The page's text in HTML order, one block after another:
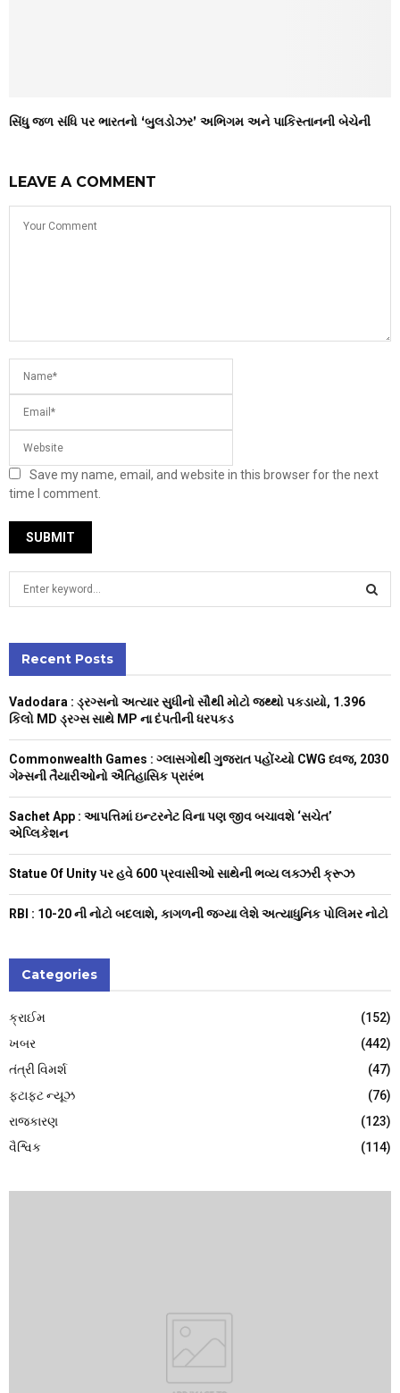
સિંધુ જળ સંધિ પર ભારતનો ‘બુલડોઝર’ અભિગમ અને પાકિસ્તાનની બેચેની
LEAVE A COMMENT
Save my name, email, and website in this browser for the next
time I comment.
h
o
C
Recent Posts
Vadodara : ડ્રગ્સનો અત્યાર સુધીનો સૌથી મોટો જથ્થો પકડાયો, 1.396
કિલો MD ડ્રગ્સ સાથે MP ના દંપતીની ધરપકડ
Commonwealth Games : ગ્લાસગોથી ગુજરાત પહોંચ્યો CWG ધ્વજ, 2030
ગેમ્સની તૈયારીઓનો ઐતિહાસિક પ્રારંભ
Sachet App : આપત્તિમાં ઇન્ટરનેટ વિના પણ જીવ બચાવશે ‘સચેત’
એપ્લિકેશન
Statue Of Unity પર હવે 600 પ્રવાસીઓ સાથેની ભવ્ય લક્ઝરી ક્રૂઝ
RBI : ₹10-20 ની નોટો બદલાશે, કાગળની જગ્યા લેશે અત્યાધુનિક પોલિમર નોટો
Categories
ક્રાઈમ
(152)
ખબર
(442)
તંત્રી વિમર્શ
(47)
ફટાફટ ન્યૂઝ
(76)
રાજકારણ
(123)
વૈશ્વિક
(114)